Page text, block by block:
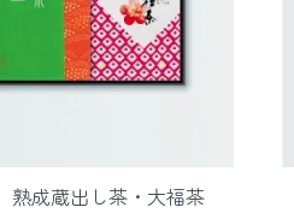
熟成蔵出し茶・大福茶